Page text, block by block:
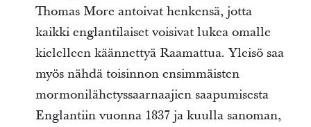
Thomas More antoivat henkensä, jotta
kaikki englantilaiset voisivat lukea omalle
kielelleen käännettyä Raamattua. Yleisö saa
myös nähdä toisinnon ensimmäisten
mormonilähetyssaarnaajien saapumisesta
Englantiin vuonna 1837 ja kuulla sanoman,